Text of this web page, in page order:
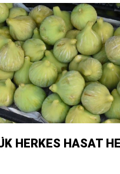
HERKES HASAT